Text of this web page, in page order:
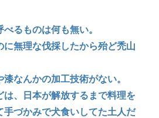
るものは何も無い。
に無理な伐採したから殆ど禿山
なんかの加工技術がない。
は、日本が解放するまで料理を
手づかみで犬食いしてた土人だ